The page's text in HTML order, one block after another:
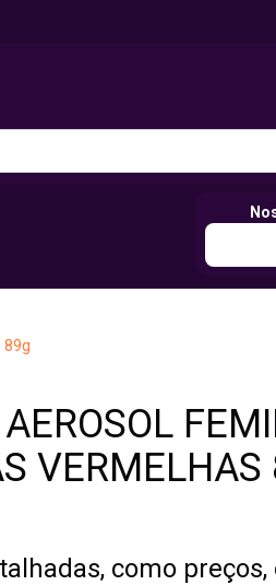
89g
VERMELHAS
como